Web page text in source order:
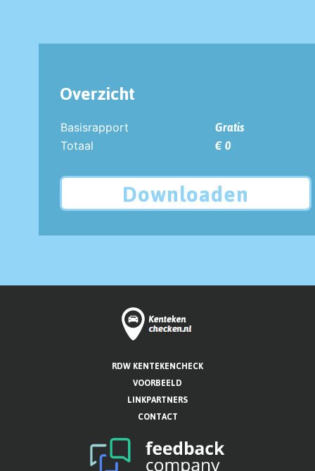
Overzicht
Basisrapport
Gratis
Totaal
€ 0
Downloaden
RDW KENTEKENCHECK
VOORBEELD
LINKPARTNERS
CONTACT